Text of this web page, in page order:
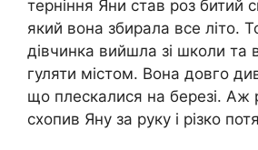
терніння Яни став роз битий
який вона збирала все літо.
дівчинка вийшла зі школи та
гуляти містом. Вона довго
що плескалися на березі. Аж
схопив Яну за руку і різко